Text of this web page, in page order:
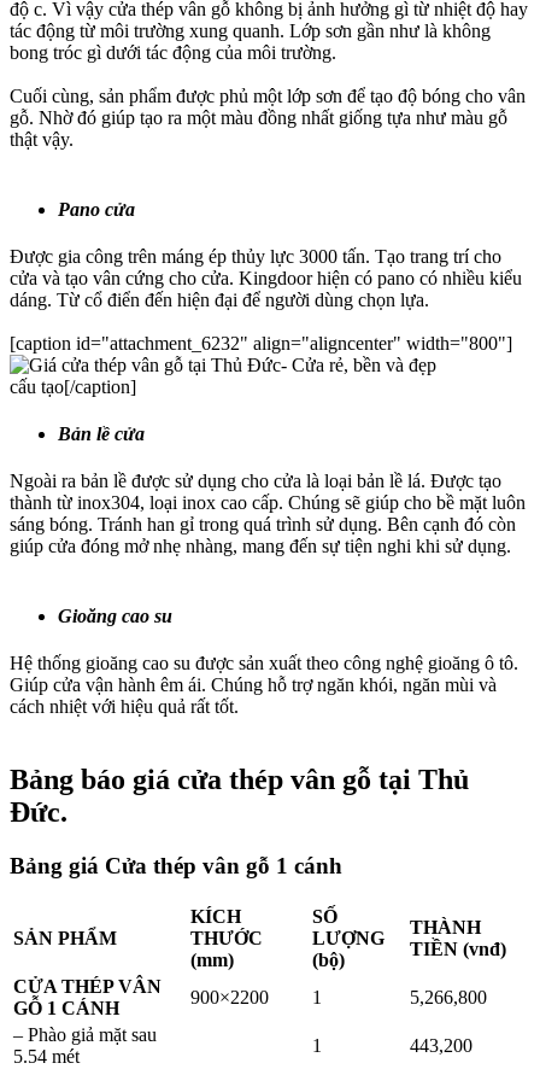
độ c. Vì vậy cửa thép vân gỗ không bị ảnh hưởng gì từ nhiệt độ hay
tác động từ môi trường xung quanh. Lớp sơn gần như là không
bong tróc gì dưới tác động của môi trường.
Cuối cùng, sản phẩm được phủ một lớp sơn để tạo độ bóng cho vân
gỗ. Nhờ đó giúp tạo ra một màu đồng nhất giống tựa như màu gỗ
thật vậy.
Pano cửa
Được gia công trên máng ép thủy lực 3000 tấn. Tạo trang trí cho
cửa và tạo vân cứng cho cửa. Kingdoor hiện có pano có nhiều kiểu
dáng. Từ cổ điển đến hiện đại để người dùng chọn lựa.
[caption id="attachment_6232" align="aligncenter" width="800"]
cấu tạo[/caption]
Bản lề cửa
Ngoài ra bản lề được sử dụng cho cửa là loại bản lề lá. Được tạo
thành từ inox304, loại inox cao cấp. Chúng sẽ giúp cho bề mặt luôn
sáng bóng. Tránh han gỉ trong quá trình sử dụng. Bên cạnh đó còn
giúp cửa đóng mở nhẹ nhàng, mang đến sự tiện nghi khi sử dụng.
Gioăng cao su
Hệ thống gioăng cao su được sản xuất theo công nghệ gioăng ô tô.
Giúp cửa vận hành êm ái. Chúng hỗ trợ ngăn khói, ngăn mùi và
cách nhiệt với hiệu quả rất tốt.
Bảng báo giá cửa thép vân gỗ tại Thủ
Đức.
Bảng giá Cửa thép vân gỗ 1 cánh
SẢN PHẨM
KÍCH
THƯỚC
(mm)
SỐ
LƯỢNG
(bộ)
THÀNH
TIỀN (vnđ)
CỬA THÉP VÂN
GỖ 1 CÁNH
900×2200 1
5,266,800
– Phào giả mặt sau
5.54 mét
1 443,200